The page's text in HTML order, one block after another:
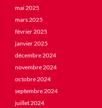
mai 2025
mars 2025
février 2025
janvier 2025
décembre 2024
novembre 2024
octobre 2024
septembre 2024
juillet 2024